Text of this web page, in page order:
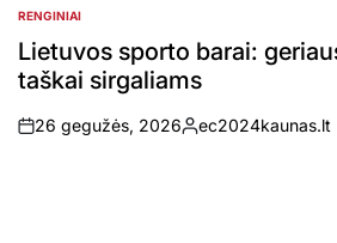
POSTED
IN
RENGINIAI
Lietuvos sporto barai:
taškai sirgaliams
on
26 gegužės, 2026
Posted
ec2024kaunas.lt